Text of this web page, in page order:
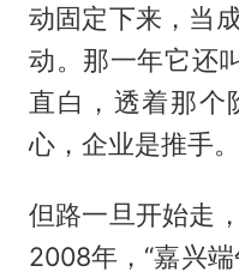
动固定下来，当
动。那一年它还
直白，透着那个
心，企业是推手。
但路一旦开始走
2008年，“嘉兴